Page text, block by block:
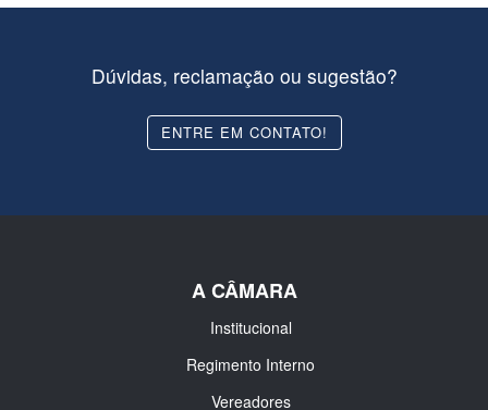
Dúvidas, reclamação ou sugestão?
ENTRE EM CONTATO!
A CÂMARA
Institucional
Regimento Interno
Vereadores